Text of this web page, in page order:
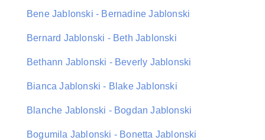
Bene Jablonski - Bernadine Jablonski
Bernard Jablonski - Beth Jablonski
Bethann Jablonski - Beverly Jablonski
Bianca Jablonski - Blake Jablonski
Blanche Jablonski - Bogdan Jablonski
Bogumila Jablonski - Bonetta Jablonski